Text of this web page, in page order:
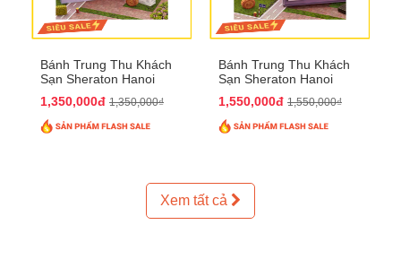
Bánh Trung Thu Khách
Sạn Sheraton Hanoi
1,350,000đ 1,350,000₫
Bánh Trung Thu Khách
Sạn Sheraton Hanoi
1,550,000đ 1,550,000₫
Xem tất cả